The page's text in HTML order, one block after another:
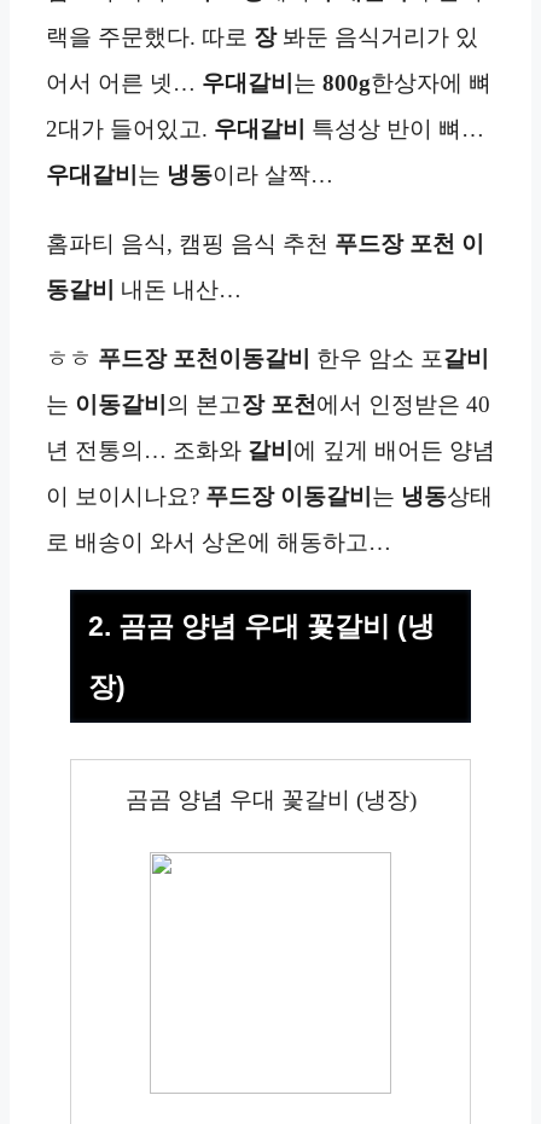
랙을 주문했다. 따로 장봐둔 음식거리가 있
어서 어른 넷… 우대갈비 는 800g한상자에 뼈
2대가 들어있고. 우대갈비
특성상 반이 뼈…
우대갈비 는 냉동이라 살짝…
홈파티 음식, 캠핑 음식 추천 푸드장 포천 이
동갈비 내돈 내산…
ㅎㅎ 푸드장 포천이동갈비 한우 암소 포갈비
는 이동갈비 의 본고장 포천에서 인정받은 40
년 전통의… 조화와 갈비 에 깊게 배어든 양념
이 보이시나요? 푸드장 이동갈비 는 냉동상태
로 배송이 와서 상온에 해동하고…
2. 곰곰 양념 우대 꽃갈비 (냉
장)
곰곰 양념 우대 꽃갈비 (냉장)